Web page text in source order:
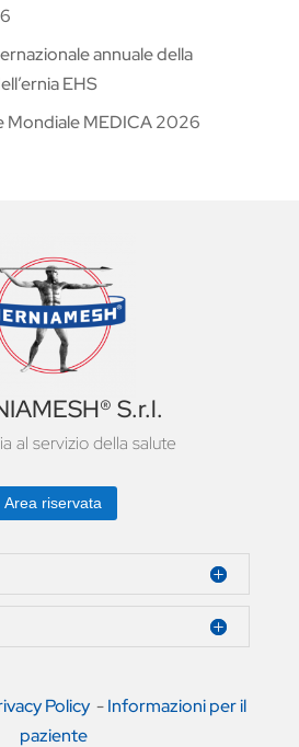
annuale della
EHS
Mondiale MEDICA 2026
S.r.l.
al servizio della salute
Area riservata
Policy -Informazioni per il
paziente